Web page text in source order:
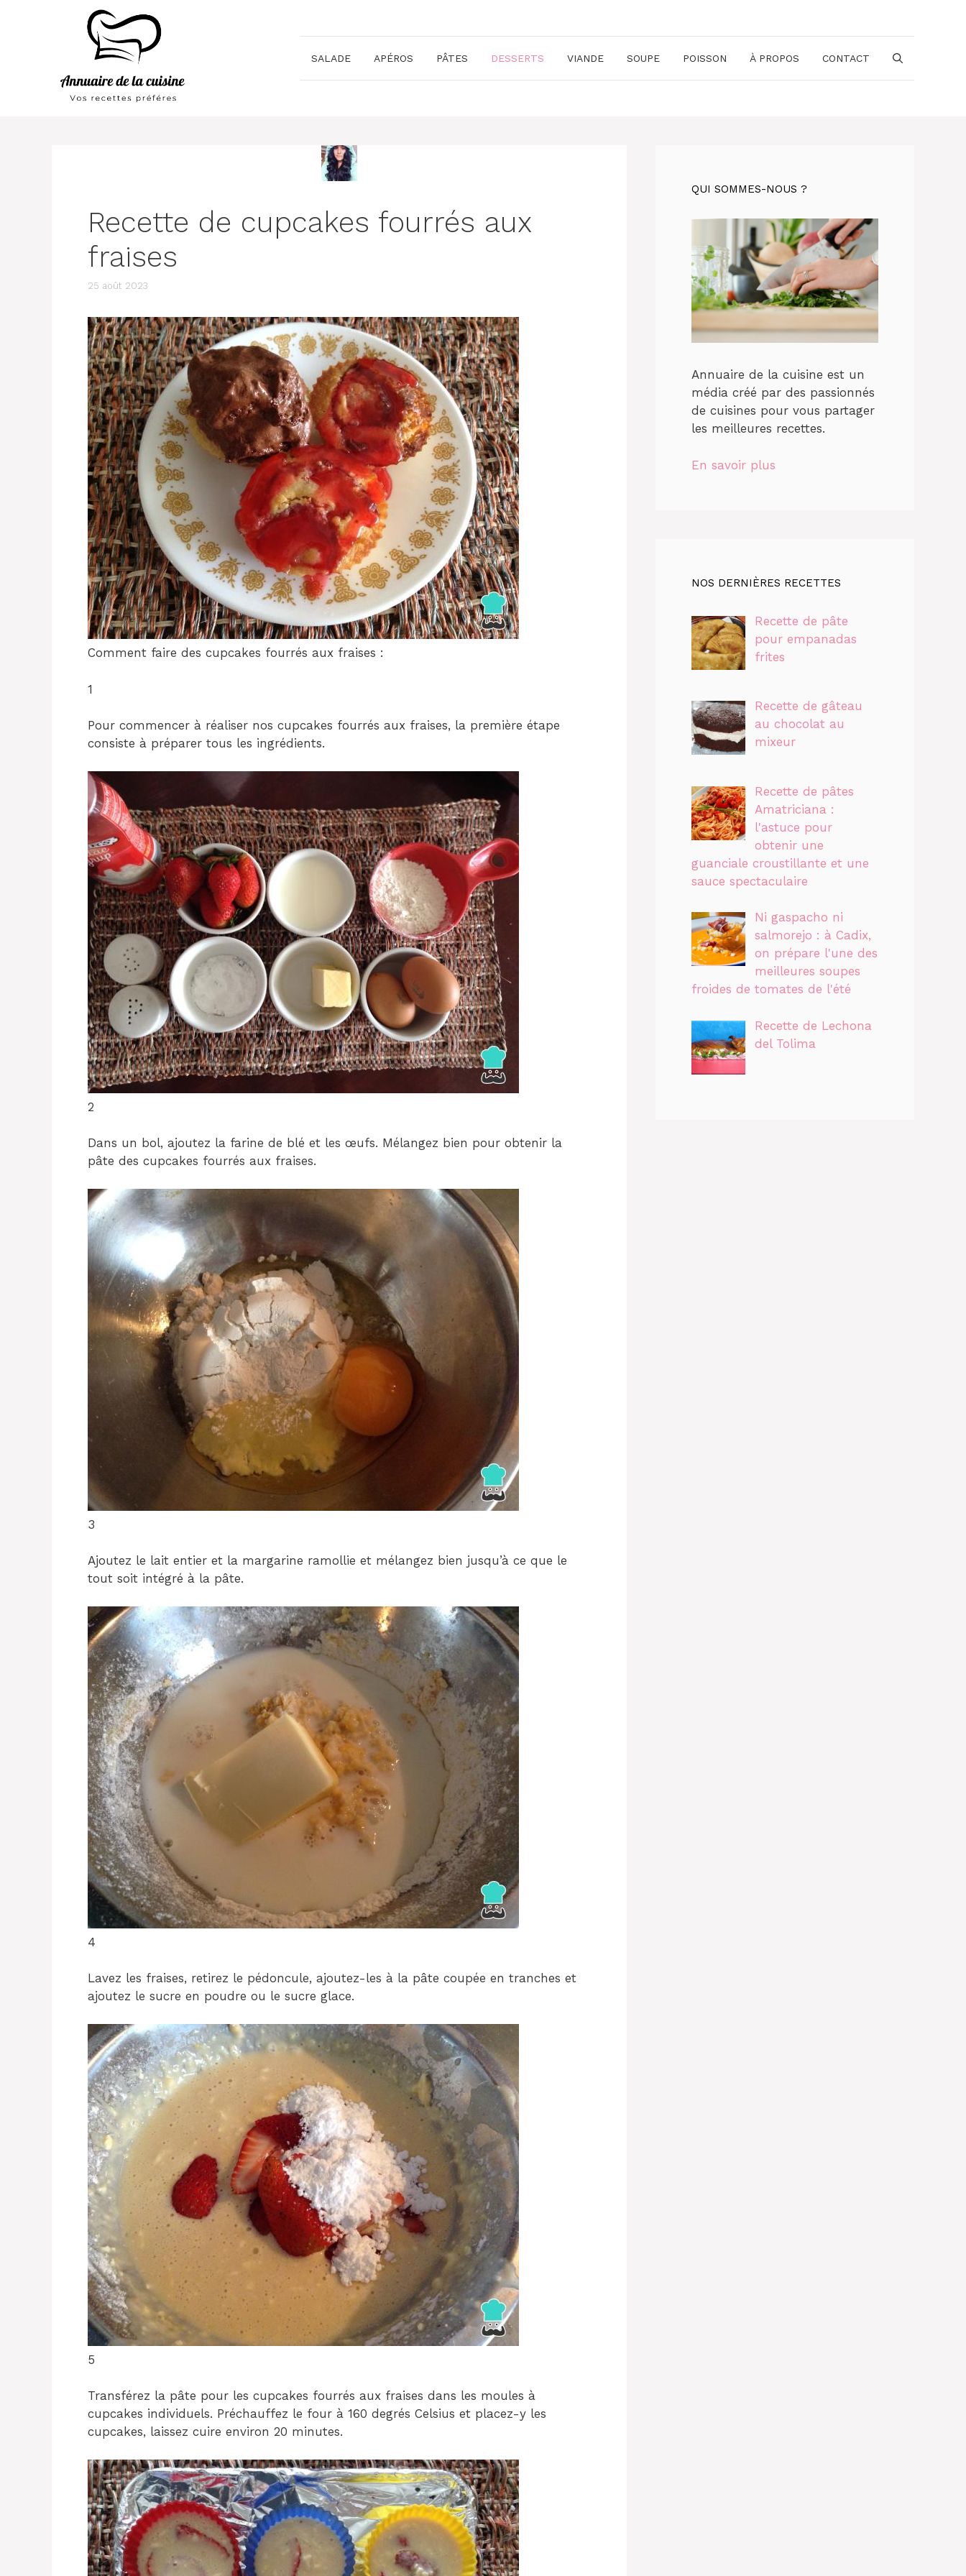
SALADE APÉROS PÂTES DESSERTS VIANDE SOUPE POISSON À PROPOS CONTACT
Recette de cupcakes fourrés aux
fraises
25 août 2023
Comment faire des cupcakes fourrés aux fraises :
1
Pour commencer à réaliser nos cupcakes fourrés aux fraises, la première étape
consiste à préparer tous les ingrédients.
2
Dans un bol, ajoutez la farine de blé et les œufs. Mélangez bien pour obtenir la
pâte des cupcakes fourrés aux fraises.
3
Ajoutez le lait entier et la margarine ramollie et mélangez bien jusqu’à ce que le
tout soit intégré à la pâte.
4
Lavez les fraises, retirez le pédoncule, ajoutez-les à la pâte coupée en tranches et
ajoutez le sucre en poudre ou le sucre glace.
5
Transférez la pâte pour les cupcakes fourrés aux fraises dans les moules à
cupcakes individuels. Préchauffez le four à 160 degrés Celsius et placez-y les
cupcakes, laissez cuire environ 20 minutes.
QUI SOMMES-NOUS ?
Annuaire de la cuisine est un
média créé par des passionnés
de cuisines pour vous partager
les meilleures recettes.
En savoir plus
NOS DERNIÈRES RECETTES
Recette de pâte
pour empanadas
frites
Recette de gâteau
au chocolat au
mixeur
Recette de pâtes
Amatriciana :
l'astuce pour
obtenir une
guanciale croustillante et une
sauce spectaculaire
Ni gaspacho ni
salmorejo : à Cadix,
on prépare l'une des
meilleures soupes
froides de tomates de l'été
Recette de Lechona
del Tolima